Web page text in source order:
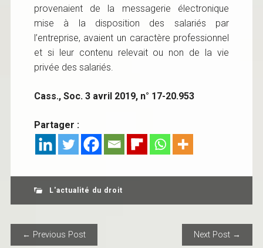
provenaient de la messagerie électronique
mise à la disposition des salariés par
l’entreprise, avaient un caractère professionnel
et si leur contenu relevait ou non de la vie
privée des salariés.
Cass., Soc. 3 avril 2019, n° 17-20.953
Partager :
L'actualité du droit
POST NAVIGATION
← Previous Post Next Post →